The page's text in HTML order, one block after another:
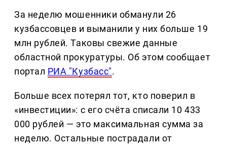
За неделю мошенники обманули 26
кузбассовцев и выманили у них больше 19
млн рублей. Таковы свежие данные
областной прокуратуры. Об этом сообщает
портал РИА "Кузбасс".
Больше всех потерял тот, кто поверил в
«инвестиции»: с его счёта списали 10 433
000 рублей — это максимальная сумма за
неделю. Остальные пострадали от